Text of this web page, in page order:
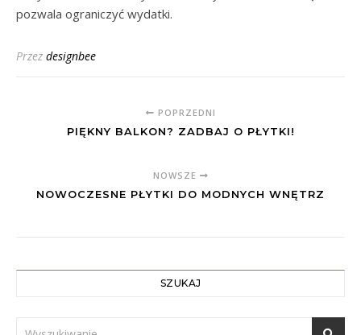
pozwala ograniczyć wydatki.
Przez designbee
POPRZEDNI
PIĘKNY BALKON? ZADBAJ O PŁYTKI!
NOWSZE
NOWOCZESNE PŁYTKI DO MODNYCH WNĘTRZ
SZUKAJ